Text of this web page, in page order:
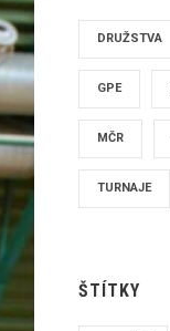
DRUŽSTVA
GPE
MČR
TURNAJE
ŠTÍTKY